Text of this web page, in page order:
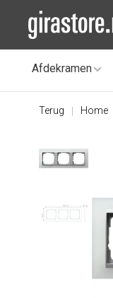
Afdekramen
Terug Home